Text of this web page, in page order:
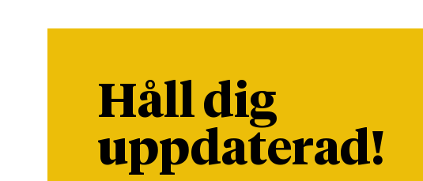
Håll dig
uppdaterad!